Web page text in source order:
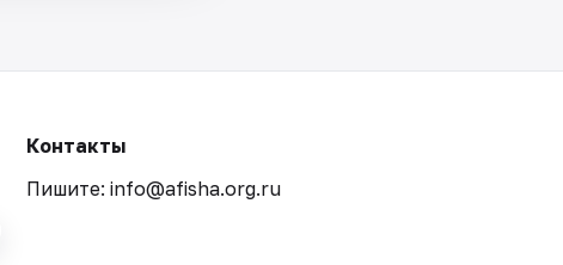
Контакты
Пишите: info@afisha.org.ru